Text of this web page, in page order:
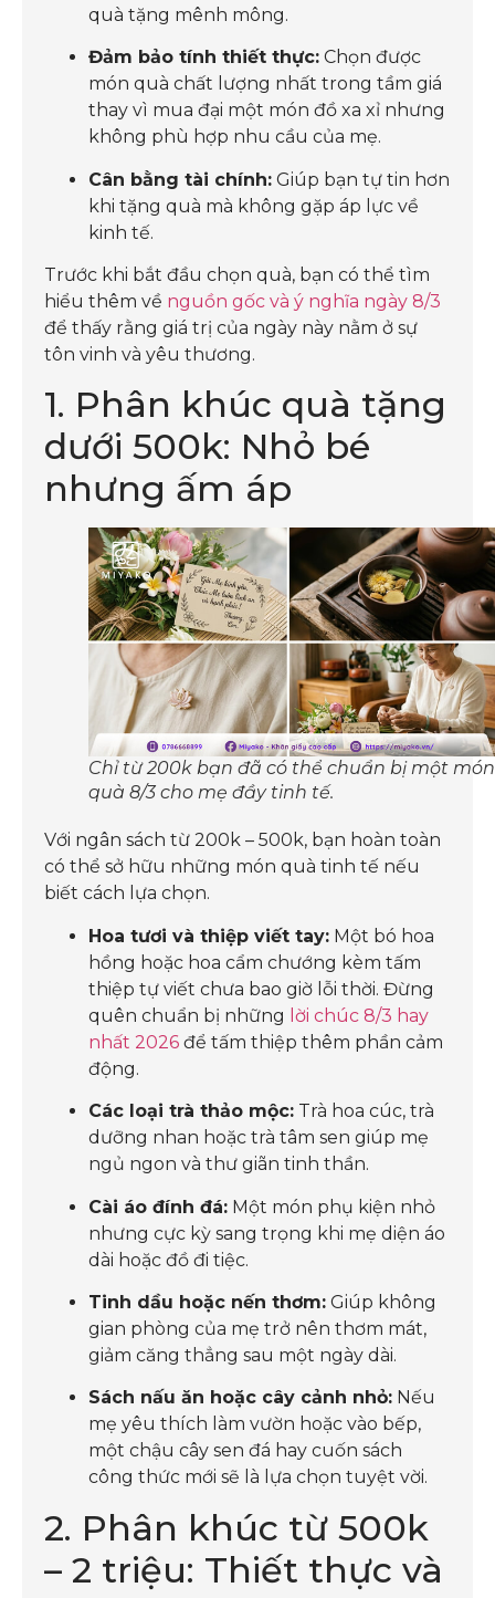
quà tặng mênh mông.
Đảm bảo tính thiết thực: Chọn được
món quà chất lượng nhất trong tầm giá
thay vì mua đại một món đồ xa xỉ nhưng
không phù hợp nhu cầu của mẹ.
Cân bằng tài chính: Giúp bạn tự tin hơn
khi tặng quà mà không gặp áp lực về
kinh tế.
Trước khi bắt đầu chọn quà, bạn có thể tìm
hiểu thêm về nguồn gốc và ý nghĩa ngày 8/3
để thấy rằng giá trị của ngày này nằm ở sự
tôn vinh và yêu thương.
1. Phân khúc quà tặng
dưới 500k: Nhỏ bé
nhưng ấm áp
Chỉ từ 200k bạn đã có thể chuẩn bị một món
quà 8/3 cho mẹ đầy tinh tế.
Với ngân sách từ 200k – 500k, bạn hoàn toàn
có thể sở hữu những món quà tinh tế nếu
biết cách lựa chọn.
Hoa tươi và thiệp viết tay: Một bó hoa
hồng hoặc hoa cẩm chướng kèm tấm
thiệp tự viết chưa bao giờ lỗi thời. Đừng
quên chuẩn bị những lời chúc 8/3 hay
nhất 2026 để tấm thiệp thêm phần cảm
động.
Các loại trà thảo mộc: Trà hoa cúc, trà
dưỡng nhan hoặc trà tâm sen giúp mẹ
ngủ ngon và thư giãn tinh thần.
Cài áo đính đá: Một món phụ kiện nhỏ
nhưng cực kỳ sang trọng khi mẹ diện áo
dài hoặc đồ đi tiệc.
Tinh dầu hoặc nến thơm: Giúp không
gian phòng của mẹ trở nên thơm mát,
giảm căng thẳng sau một ngày dài.
Sách nấu ăn hoặc cây cảnh nhỏ: Nếu
mẹ yêu thích làm vườn hoặc vào bếp,
một chậu cây sen đá hay cuốn sách
công thức mới sẽ là lựa chọn tuyệt vời.
2. Phân khúc từ 500k
– 2 triệu: Thiết thực và